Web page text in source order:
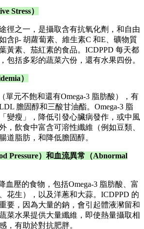
Stress）
徑之一，是攝取含有抗氧化劑，和自由
含β‑ 胡蘿蔔素、維生素C 和E、礦物質
黃素、茄紅素的食品。ICDPPD 每天都
包括多彩的蔬菜六份，還有水果四份。
）
單元不飽和還有Omega‑3 脂肪酸），有
膽固醇和三酸甘油酯。Omega‑3 脂
變瘦」，降低引發心臟病發作，或中風
，飲食中富含可溶性纖維（例如豆類、
道脂肪，和降低膽固醇。
Pressure）和血流異常（Abnormal
血壓的食物，包括Omega‑3 脂肪酸、富
花生），以及洋蔥和大蒜。ICDPPD 的
要，因為大量的鈉，會引起體液瀦留和
菜水果提供大量纖維，即使熱量攝取相
，有助於對抗肥胖。